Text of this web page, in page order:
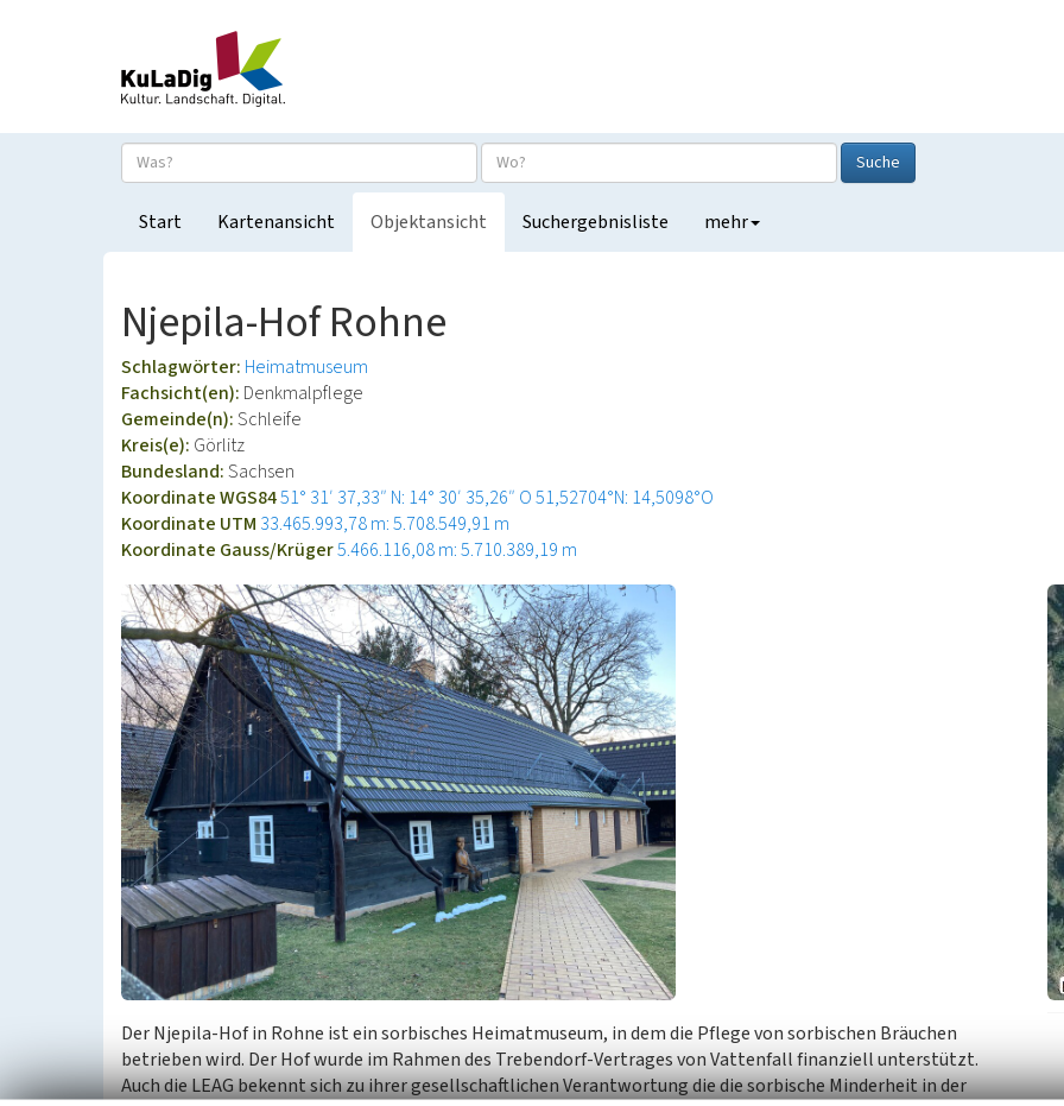
Suche
Start Kartenansicht Objektansicht Suchergebnisliste mehr
Njepila-Hof Rohne
Schlagwörter: Heimatmuseum
Fachsicht(en): Denkmalpflege
Gemeinde(n):Schleife
Kreis(e): Görlitz
Bundesland:Sachsen
Koordinate WGS8451° 31′ 37,33″ N: 14° 30′ 35,26″ O51,52704°N: 14,5098°O
Koordinate UTM 33.465.993,78 m: 5.708.549,91 m
Koordinate Gauss/Krüger5.466.116,08 m: 5.710.389,19 m
Der Njepila-Hof in Rohne ist ein sorbisches Heimatmuseum, in dem die Pflege von sorbischen Bräuchen
betrieben wird. Der Hof wurde im Rahmen des Trebendorf-Vertrages von Vattenfall finanziell unterstützt.
Auch die LEAG bekennt sich zu ihrer gesellschaftlichen Verantwortung die die sorbische Minderheit in der